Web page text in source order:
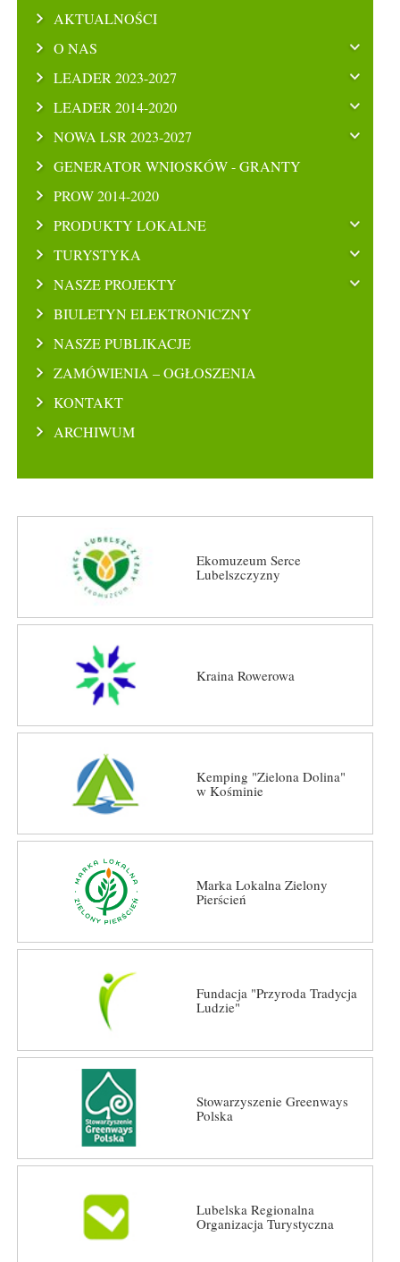
AKTUALNOŚCI
O NAS
LEADER 2023-2027
LEADER 2014-2020
NOWA LSR 2023-2027
GENERATOR WNIOSKÓW - GRANTY
PROW 2014-2020
PRODUKTY LOKALNE
TURYSTYKA
NASZE PROJEKTY
BIULETYN ELEKTRONICZNY
NASZE PUBLIKACJE
ZAMÓWIENIA – OGŁOSZENIA
KONTAKT
ARCHIWUM
Ekomuzeum Serce
Lubelszczyzny
Kraina Rowerowa
Kemping "Zielona Dolina"
w Kośminie
Marka Lokalna Zielony
Pierścień
Fundacja "Przyroda Tradycja
Ludzie"
Stowarzyszenie Greenways
Polska
Lubelska Regionalna
Organizacja Turystyczna